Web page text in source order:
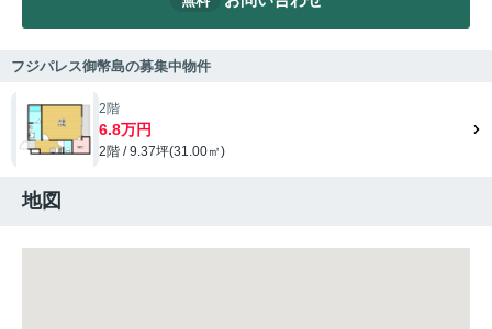
フジパレス御幣島の募集中物件
2階
6.8万円
2階 / 9.37坪(31.00㎡)
地図